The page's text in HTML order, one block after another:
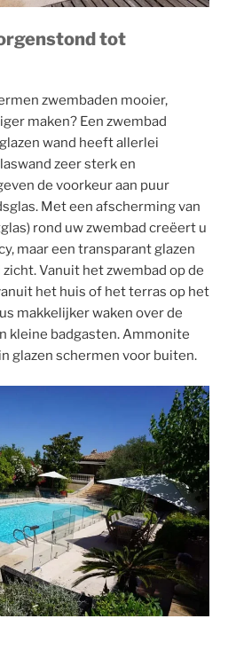
tot
zwembaden mooier,
maken? Een zwembad
wand heeft allerlei
zeer sterk en
de voorkeur aan puur
Met een afscherming van
rond uw zwembad creëert u
maar een transparant glazen
Vanuit het zwembad op de
het huis of het terras op het
makkelijker waken over de
kleine badgasten. Ammonite
glazen schermen voor buiten.